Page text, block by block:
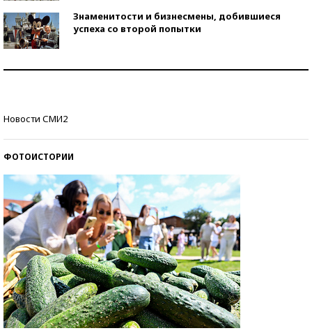
Знаменитости и бизнесмены, добившиеся
успеха со второй попытки
Новости СМИ2
ФОТОИСТОРИИ